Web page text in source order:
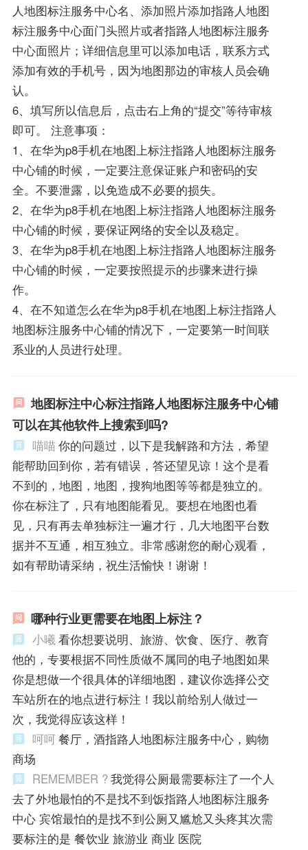
人地图标注服务中心名、添加照片添加指路人地图
标注服务中心面门头照片或者指路人地图标注服务
中心面照片；详细信息里可以添加电话，联系方式
添加有效的手机号，因为地图那边的审核人员会确
认。
6、填写所以信息后，点击右上角的“提交”等待审核
即可。 注意事项：
1、在华为p8手机在地图上标注指路人地图标注服务
中心铺的时候，一定要注意保证账户和密码的安
全。不要泄露，以免造成不必要的损失。
2、在华为p8手机在地图上标注指路人地图标注服务
中心铺的时候，要保证网络的安全以及稳定。
3、在华为p8手机在地图上标注指路人地图标注服务
中心铺的时候，一定要按照提示的步骤来进行操
作。
4、在不知道怎么在华为p8手机在地图上标注指路人
地图标注服务中心铺的情况下，一定要第一时间联
系业的人员进行处理。
地图标注中心标注指路人地图标注服务中心铺
可以在其他软件上搜索到吗?
喵喵你的问题过，以下是我解路和方法，希望
能帮助回到你，若有错误，答还望见谅！这个是看
不到的，地图，地图，搜狗地图等等都是独立的。
你在标注了，只有地图能看见。要想在地图也看
见，只有再去单独标注一遍才行，几大地图平台数
据并不互通，相互独立。非常感谢您的耐心观看，
如有帮助请采纳，祝生活愉快！谢谢！
哪种行业更需要在地图上标注？
小曦看你想要说明、旅游、饮食、医疗、教育
他的，专要根据不同性质做不属同的电子地图如果
你是想做一个很具体的详细地图，建议你选择公交
车站所在的地点进行标注！我以前给别人做过一
次，我觉得应该这样！
呵呵餐厅，酒指路人地图标注服务中心，购物
商场
REMEMBER ?我觉得公厕最需要标注了一个人
去了外地最怕的不是找不到饭指路人地图标注服务
中心 宾馆最怕的是找不到公厕又尴尬又头疼其次需
要标注的是 餐饮业 旅游业 商业 医院